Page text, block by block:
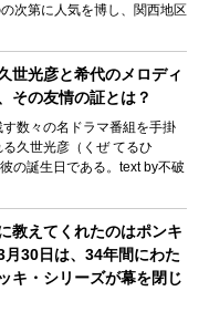
次第に人気を博し、関西地区
世光彦と希代のメロディ
その友情の証とは？
数々の名ドラマ番組を手掛
久世光彦（くぜ てるひ
の誕生日である。text by不破
教えてくれたのはポンキ
30日は、34年間にわた
キ・シリーズが幕を閉じ